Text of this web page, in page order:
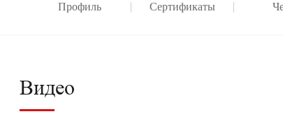
Профиль Сертификаты
Видео